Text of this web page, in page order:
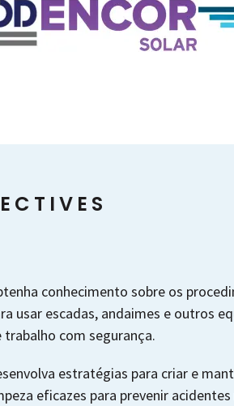
conhecimento sobre os
usar escadas, andaimes e outros
trabalho com segurança.
estratégias para criar e
eficazes para prevenir